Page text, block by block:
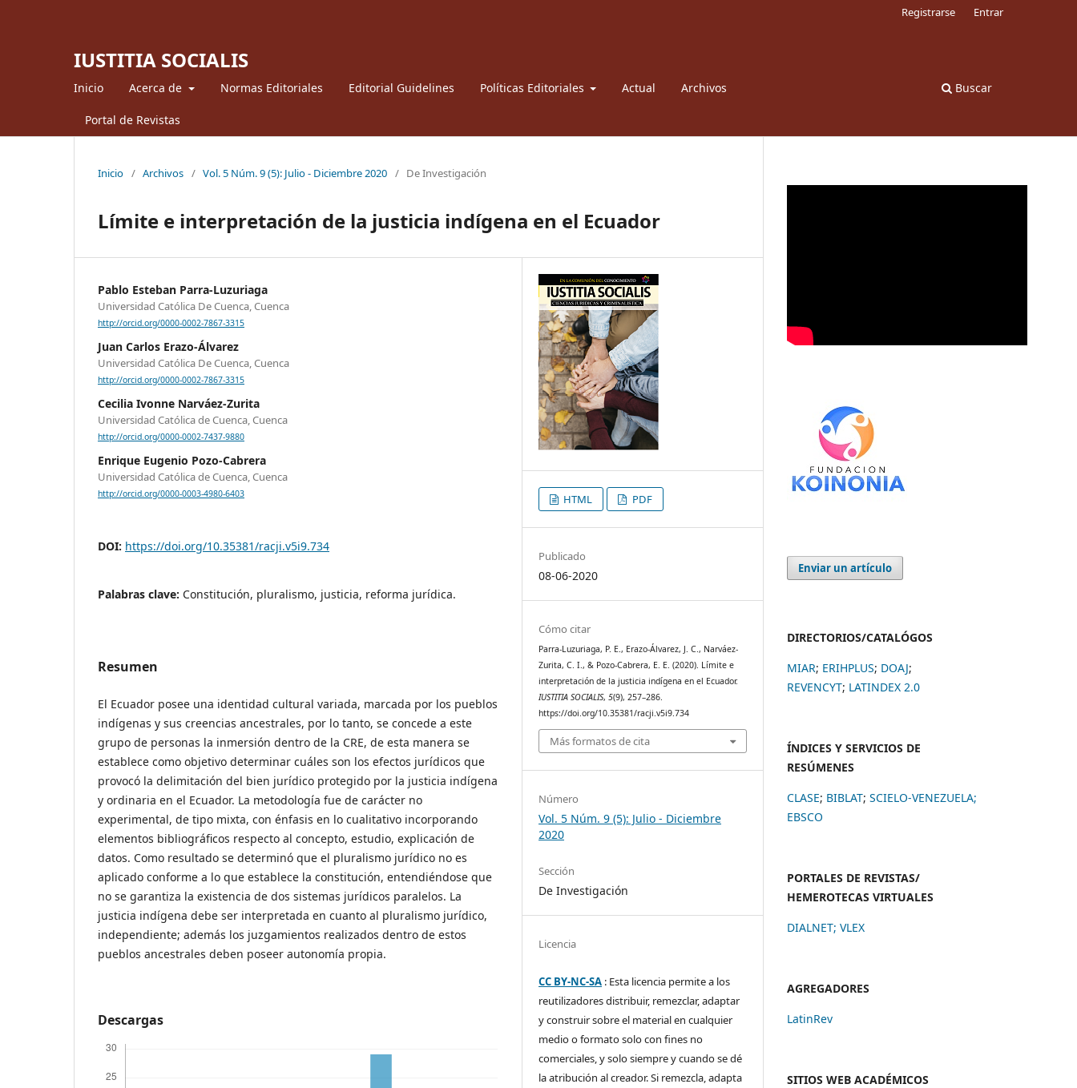
IUSTITIA SOCIALIS
Inicio Acerca de Normas Editoriales Editorial Guidelines Políticas Editoriales Actual Archivos
Portal de Revistas
Buscar
Registrarse Entrar
Inicio / Archivos / Vol. 5 Núm. 9 (5): Julio - Diciembre 2020 / De Investigación
Límite e interpretación de la justicia indígena en el Ecuador
Pablo Esteban Parra-Luzuriaga
Universidad Católica De Cuenca, Cuenca
http://orcid.org/0000-0002-7867-3315
Juan Carlos Erazo-Álvarez
Universidad Católica De Cuenca, Cuenca
http://orcid.org/0000-0002-7867-3315
Cecilia Ivonne Narváez-Zurita
Universidad Católica de Cuenca, Cuenca
http://orcid.org/0000-0002-7437-9880
Enrique Eugenio Pozo-Cabrera
Universidad Católica de Cuenca, Cuenca
http://orcid.org/0000-0003-4980-6403
DOI: https://doi.org/10.35381/racji.v5i9.734
Palabras clave: Constitución, pluralismo, justicia, reforma jurídica.
Resumen
El Ecuador posee una identidad cultural variada, marcada por los pueblos
indígenas y sus creencias ancestrales, por lo tanto, se concede a este
grupo de personas la inmersión dentro de la CRE, de esta manera se
establece como objetivo determinar cuáles son los efectos jurídicos que
provocó la delimitación del bien jurídico protegido por la justicia indígena
y ordinaria en el Ecuador. La metodología fue de carácter no
experimental, de tipo mixta, con énfasis en lo cualitativo incorporando
elementos bibliográficos respecto al concepto, estudio, explicación de
datos. Como resultado se determinó que el pluralismo jurídico no es
aplicado conforme a lo que establece la constitución, entendiéndose que
no se garantiza la existencia de dos sistemas jurídicos paralelos. La
justicia indígena debe ser interpretada en cuanto al pluralismo jurídico,
independiente; además los juzgamientos realizados dentro de estos
pueblos ancestrales deben poseer autonomía propia.
Descargas
HTML PDF
Publicado
08-06-2020
Cómo citar
Parra-Luzuriaga, P. E., Erazo-Álvarez, J. C., Narváez-
Zurita, C. I., & Pozo-Cabrera, E. E. (2020). Límite e
interpretación de la justicia indígena en el Ecuador.
IUSTITIA SOCIALIS,5(9), 257–286.
https://doi.org/10.35381/racji.v5i9.734
Más formatos de cita
Número
Vol. 5 Núm. 9 (5): Julio - Diciembre
2020
Sección
De Investigación
Licencia
CC BY-NC-SA : Esta licencia permite a los
reutilizadores distribuir, remezclar, adaptar
y construir sobre el material en cualquier
medio o formato solo con fines no
comerciales, y solo siempre y cuando se dé
la atribución al creador. Si remezcla, adapta
Enviar un artículo
DIRECTORIOS/CATALÓGOS
MIAR; ERIHPLUS; DOAJ;
REVENCYT; LATINDEX 2.0
ÍNDICES Y SERVICIOS DE
RESÚMENES
CLASE; BIBLAT; SCIELO-VENEZUELA;
EBSCO
PORTALES DE REVISTAS/
HEMEROTECAS VIRTUALES
DIALNET; VLEX
AGREGADORES
LatinRev
SITIOS WEB ACADÉMICOS